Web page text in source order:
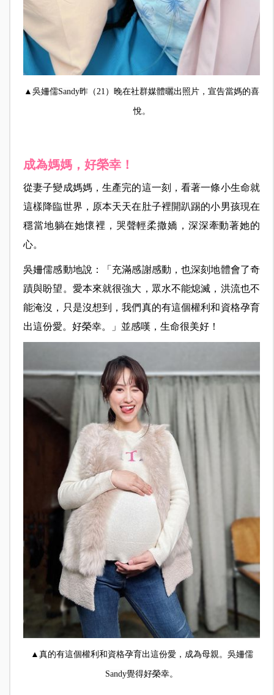
▲ 吳姍儒Sandy昨（21）晚在社群媒體曬出照片，宣告當媽的喜
悅。
成為媽媽，好榮幸！
從妻子變成媽媽，生產完的這一刻，看著一條小生命就
這樣降臨世界，原本天天在肚子裡開趴踢的小男孩現在
穩當地躺在她懷裡，哭聲輕柔撒嬌，深深牽動著她的
心。
吳姍儒感動地說：「充滿感謝感動，也深刻地體會了奇
蹟與盼望。愛本來就很強大，眾水不能熄滅，洪流也不
能淹沒，只是沒想到，我們真的有這個權利和資格孕育
出這份愛。好榮幸。」並感嘆，生命很美好！
▲ 真的有這個權利和資格孕育出這份愛，成為母親。 吳姍儒
Sandy覺得好榮幸。